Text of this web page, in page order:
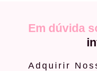
Em dúvida
Adquirir